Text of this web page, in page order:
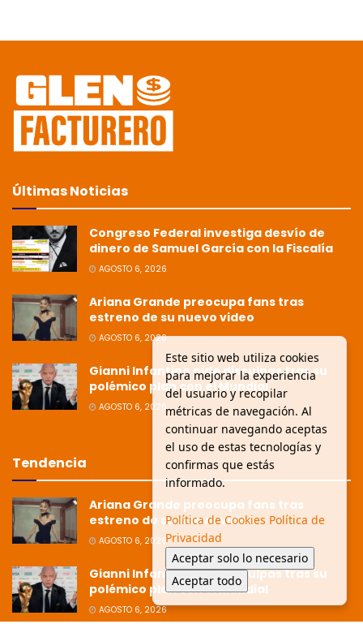
Últimas Noticias
Congreso Federal investiga desvío de
dinero de Samuel García con la Fiscalía
AGOSTO 6, 2026
Ariana Grande preocupa fans tras
estreno de su nuevo video
AGOSTO 6, 2026
Gianni Infantino pide disculpas tras su
polémico plan con el Mundial
AGOSTO 6, 2026
Tendencia
Ariana Grande preocupa fans tras
estreno de su nuevo video
AGOSTO 6, 2026
Gianni Infantino pide disculpas tras su
polémico plan con el Mundial
AGOSTO 6, 2026
Este sitio web utiliza cookies
para mejorar la experiencia
del usuario y recopilar
métricas de navegación. Al
continuar navegando aceptas
el uso de estas tecnologías y
confirmas que estás
informado.
Política de Cookies Política de
Privacidad
Aceptar solo lo necesario
Aceptar todo